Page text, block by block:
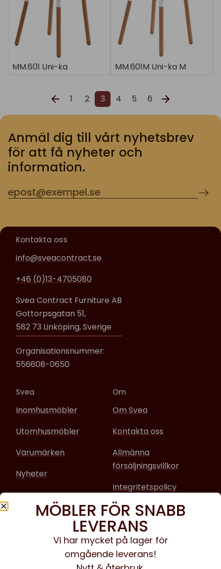
MM.601 Uni-ka MM.601M Uni-ka M
1 2 3 4 5 6
Anmäl dig till vårt nyhetsbrev
för att få nyheter och
information.
Kontakta oss
info@sveacontract.se
+46 (0)13-4705080
Svea Contract Furniture AB
Gottorpsgatan 51,
582 73 Linköping, Sverige
Organisationsnummer:
556608-0650
Svea
Inomhusmöbler
Utomhusmöbler
Varumärken
Nyheter
Om
Om Svea
Kontakta oss
Allmänna
försäljningsvillkor
Integritetspolicy
Sociala media
Facebook
Instagram
MÖBLER FÖR SNABB
LEVERANS
Vi har mycket på lager för
omgående leverans!